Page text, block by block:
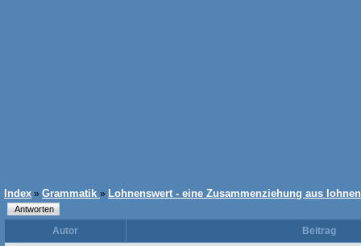
Index » Grammatik » Lohnenswert - eine Zusammenziehung aus
Autor
Beitrag